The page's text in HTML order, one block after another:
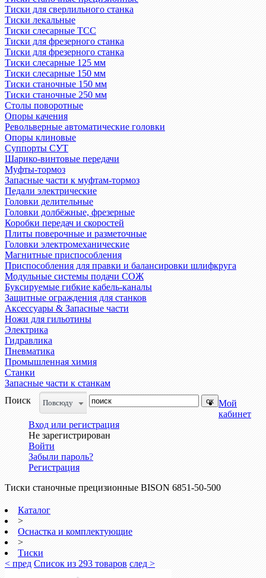
Тиски для сверлильного станка
Тиски лекальные
Тиски слесарные ТСС
Тиски для фрезерного станка
Тиски для фрезерного станка
Тиски слесарные 125 мм
Тиски слесарные 150 мм
Тиски станочные 150 мм
Тиски станочные 250 мм
Столы поворотные
Опоры качения
Револьверные автоматические головки
Опоры клиновые
Суппорты СУТ
Шарико-винтовые передачи
Муфты-тормоз
Запасные части к муфтам-тормоз
Педали электрические
Головки делительные
Головки долбёжные, фрезерные
Коробки передач и скоростей
Плиты поверочные и разметочные
Головки электромеханические
Магнитные приспособления
Приспособления для правки и балансировки шлифкруга
Модульные системы подачи СОЖ
Буксируемые гибкие кабель-каналы
Защитные ограждения для станков
Аксессуары & Запасные части
Ножи для гильотины
Электрика
Гидравлика
Пневматика
Промышленная химия
Станки
Запасные части к станкам
Поиск
Повсюду
Мой
кабинет
Вход или регистрация
Не зарегистрирован
Войти
Забыли пароль?
Регистрация
Тиски станочные прецизионные BISON 6851-50-500
Каталог
>
Оснастка и комплектующие
>
Тиски
< пред Список из 293 товаров след >